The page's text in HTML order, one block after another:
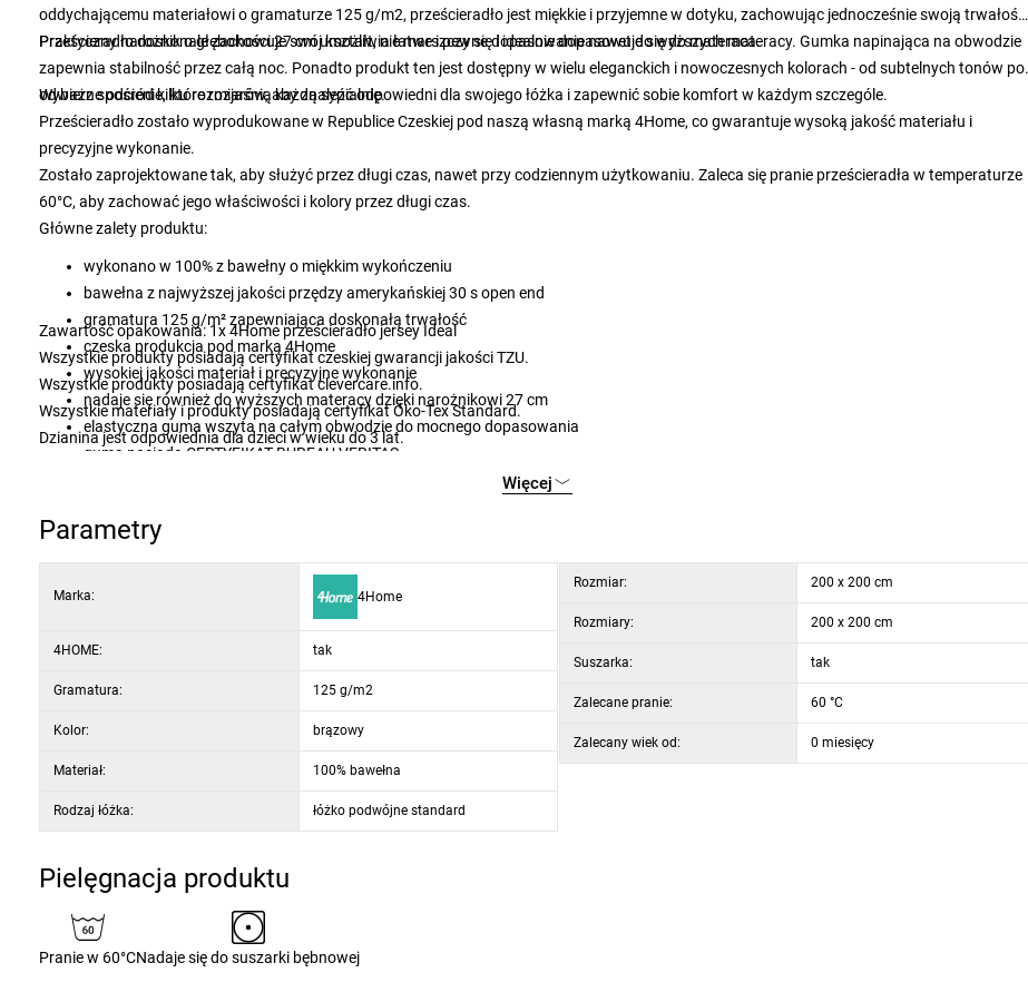
oddychającemu materiałowi o gramaturze 125 g/m2, prześcieradło jest miękkie i przyjemne w dotyku, zachowując jednocześnie swoją trwałość.
Prześcieradło doskonale zachowuje swój kształt, nie marszczy się i idealnie dopasowuje się do materaca.
Praktyczny narożnik o głębokości 27 cm umożliwia łatwe i pewne dopasowanie nawet do wyższych materacy. Gumka napinająca na obwodzie
zapewnia stabilność przez całą noc. Ponadto produkt ten jest dostępny w wielu eleganckich i nowoczesnych kolorach - od subtelnych tonów po
odważne odcienie, które rozjaśnią każdą sypialnię.
Wybierz spośród kilku rozmiarów, aby znaleźć odpowiedni dla swojego łóżka i zapewnić sobie komfort w każdym szczególe.
Prześcieradło zostało wyprodukowane w Republice Czeskiej pod naszą własną marką 4Home, co gwarantuje wysoką jakość materiału i
precyzyjne wykonanie.
Zostało zaprojektowane tak, aby służyć przez długi czas, nawet przy codziennym użytkowaniu. Zaleca się pranie prześcieradła w temperaturze
60°C, aby zachować jego właściwości i kolory przez długi czas.
Główne zalety produktu:
wykonano w 100% z bawełny o miękkim wykończeniu
bawełna z najwyższej jakości przędzy amerykańskiej 30 s open end
gramatura 125 g/m² zapewniająca doskonałą trwałość
czeska produkcja pod marką 4Home
wysokiej jakości materiał i precyzyjne wykonanie
nadaje się również do wyższych materacy dzięki narożnikowi 27 cm
elastyczna guma wszyta na całym obwodzie do mocnego dopasowania
guma posiada CERTYFIKAT BUREAU VERITAS
subtelne i eleganckie kolory
Zawartość opakowania: 1x 4Home prześcieradło jersey Ideal
Wszystkie produkty posiadają certyfikat czeskiej gwarancji jakości TZU.
Wszystkie produkty posiadają certyfikat clevercare.info.
Wszystkie materiały i produkty posiadają certyfikat Öko-Tex Standard.
Dzianina jest odpowiednia dla dzieci w wieku do 3 lat.
Więcej
Parametry
Marka: 4Home
4HOME: tak
Gramatura: 125 g/m2
Kolor: brązowy
Materiał: 100% bawełna
Rodzaj łóżka: łóżko podwójne standard
Rozmiar: 200 x 200 cm
Rozmiary: 200 x 200 cm
Suszarka: tak
Zalecane pranie: 60 °C
Zalecany wiek od: 0 miesięcy
Pielęgnacja produktu
Pranie w 60°CNadaje się do suszarki bębnowej